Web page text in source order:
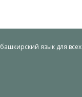
язык для всех